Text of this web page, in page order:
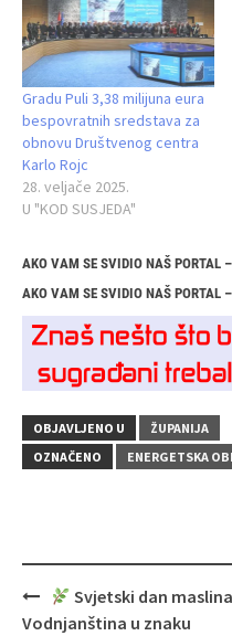
Gradu Puli 3,38 milijuna eura
bespovratnih sredstava za
obnovu Društvenog centra
Karlo Rojc
28. veljače 2025.
U "KOD SUSJEDA"
AKO VAM SE SVIDIO NAŠ PORTAL –
AKO VAM SE SVIDIO NAŠ PORTAL –
OBJAVLJENO U
ŽUPANIJA
OZNAČENO
ENERGETSKA
Navigacija
objava
Svjetski dan
Vodnjanština u znaku